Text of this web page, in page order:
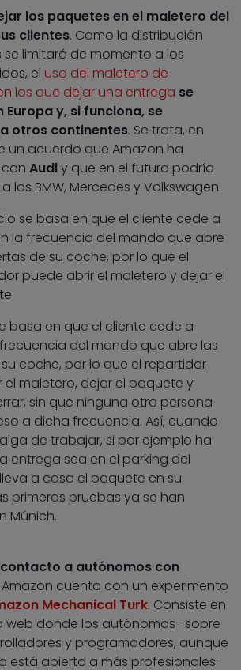
los paquetes en el maletero del
clientes. Como la distribución
limitará de momento a los
el uso del maletero de
los que dejar una entrega se
Europa y, si funciona, se
otros continentes. Se trata, en
un acuerdo que Amazon ha
Audiy que en el futuro podría
los BMW, Mercedes y Volkswagen.
se basa en que el cliente cede a
la frecuencia del mando que abre
de su coche, por lo que el
puede abrir el maletero y dejar el
basa en que el cliente cede a
del mando que abre las
coche, por lo que el repartidor
el maletero, dejar el paquete y
sin que ninguna otra persona
a dicha frecuencia. Así, cuando
de trabajar, si por ejemplo ha
entrega sea en el parking del
a casa el paquete en su
primeras pruebas ya se han
Múnich.
contacto a autónomos con
Amazon cuenta con un experimento
Mechanical Turk. Consiste en
web donde los autónomos -sobre
y programadores, aunque
está abierto a más profesionales-